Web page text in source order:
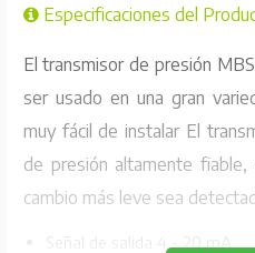
Especificaciones del
El transmisor de presión
ser usado en una gran
muy fácil de instalar El
de presión altamente
cambio más leve sea
Señal de salida 4 - 20 mA